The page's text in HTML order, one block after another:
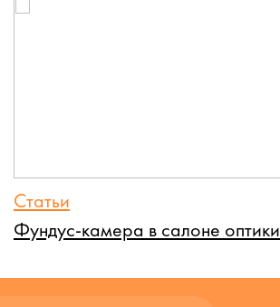
Статьи
Фундус-камера в салоне оптики